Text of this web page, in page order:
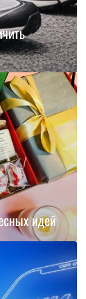
идей